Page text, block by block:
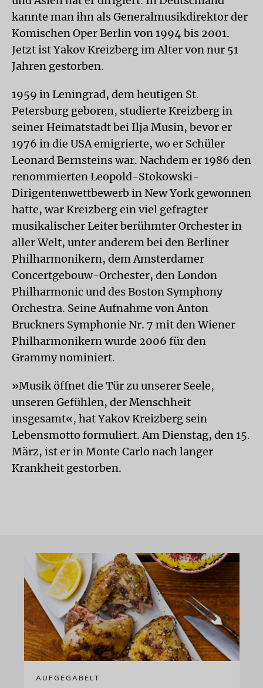
kannte man ihn als Generalmusikdirektor der
Komischen Oper Berlin von 1994 bis 2001.
Jetzt ist Yakov Kreizberg im Alter von nur 51
Jahren gestorben.
1959 in Leningrad, dem heutigen St.
Petersburg geboren, studierte Kreizberg in
seiner Heimatstadt bei Ilja Musin, bevor er
1976 in die USA emigrierte, wo er Schüler
Leonard Bernsteins war. Nachdem er 1986 den
renommierten Leopold-Stokowski-
Dirigentenwettbewerb in New York gewonnen
hatte, war Kreizberg ein viel gefragter
musikalischer Leiter berühmter Orchester in
aller Welt, unter anderem bei den Berliner
Philharmonikern, dem Amsterdamer
Concertgebouw-Orchester, den London
Philharmonic und des Boston Symphony
Orchestra. Seine Aufnahme von Anton
Bruckners Symphonie Nr. 7 mit den Wiener
Philharmonikern wurde 2006 für den
Grammy nominiert.
»Musik öffnet die Tür zu unserer Seele,
unseren Gefühlen, der Menschheit
insgesamt«, hat Yakov Kreizberg sein
Lebensmotto formuliert. Am Dienstag, den 15.
März, ist er in Monte Carlo nach langer
Krankheit gestorben.
AUFGEGABELT